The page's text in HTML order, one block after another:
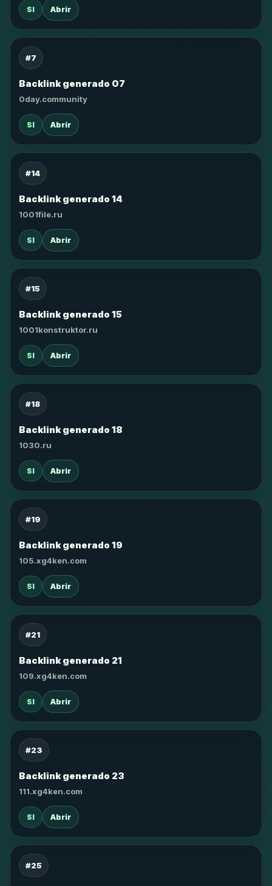
SI Abrir
#7
Backlink generado 07
0day.community
SI Abrir
#14
Backlink generado 14
1001file.ru
SI Abrir
#15
Backlink generado 15
1001konstruktor.ru
SI Abrir
#18
Backlink generado 18
1030.ru
SI Abrir
#19
Backlink generado 19
105.xg4ken.com
SI Abrir
#21
Backlink generado 21
109.xg4ken.com
SI Abrir
#23
Backlink generado 23
111.xg4ken.com
SI Abrir
#25